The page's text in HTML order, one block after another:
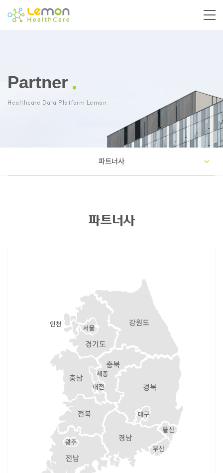
Partner
Healthcare Data Platform Lemon
파트너사
파트너사